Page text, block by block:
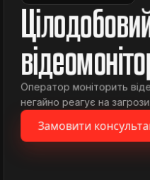
Оператор моніторить
негайно реагує на
Замовити